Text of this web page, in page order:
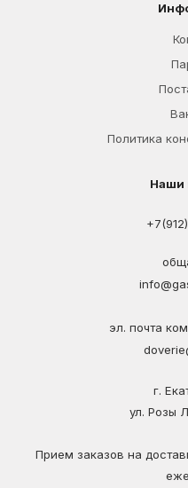
Политика
Наши
эл. почта
г.
ул. Розы
Прием заказов на